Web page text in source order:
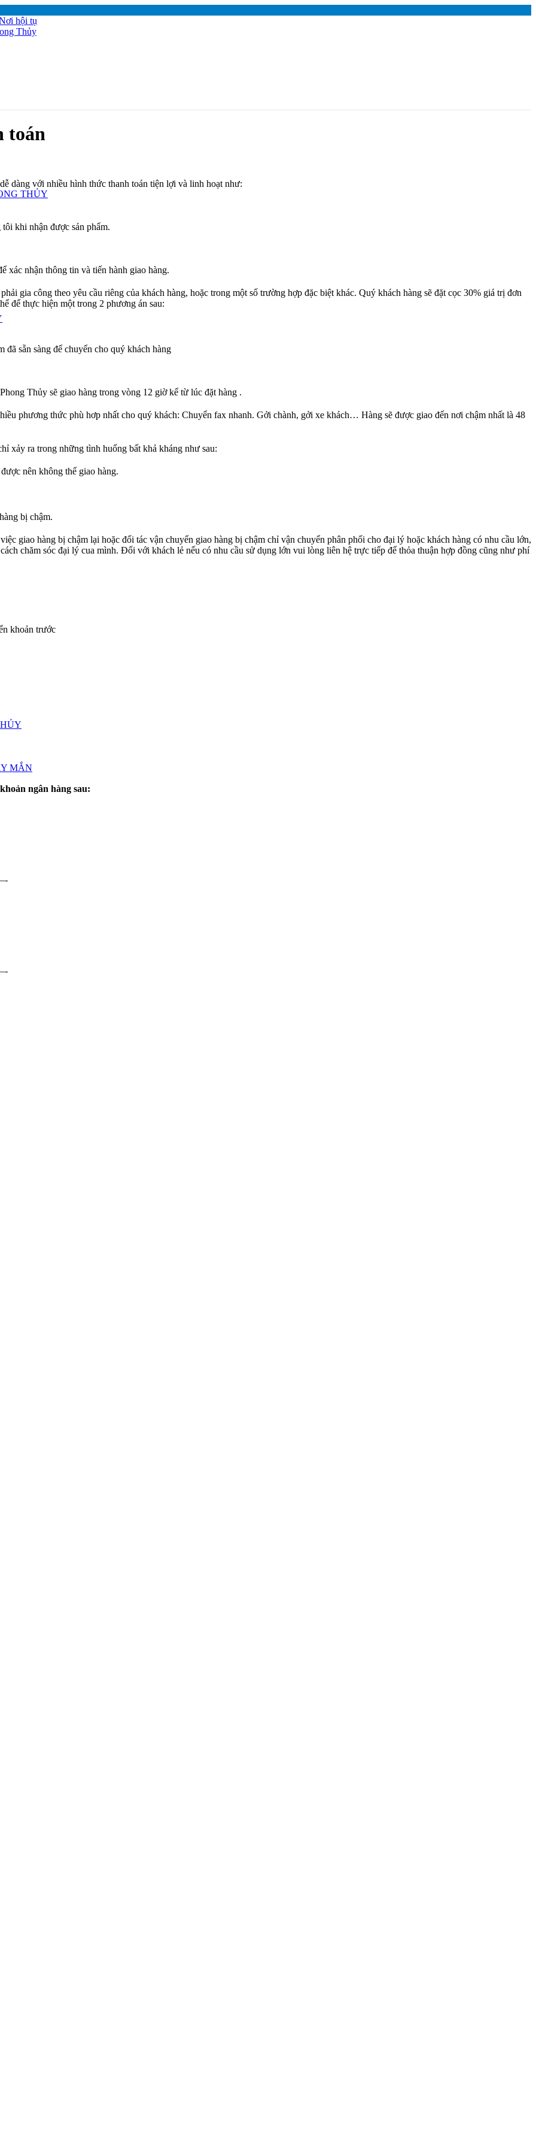
THỦY
MẮN
toán
dàng với nhiều hình thức thanh toán tiện lợi và linh hoạt như:
khi nhận được sản phẩm.
xác nhận thông tin và tiến hành giao hàng.
gia công theo yêu cầu riêng của khách hàng, hoặc trong một số trường hợp đặc biệt khác. Quý khách hàng sẽ đặt cọc 30% giá trị đơn
để thực hiện một trong 2 phương án sau:
sẵn sàng để chuyển cho quý khách hàng
Thủy sẽ giao hàng trong vòng 12 giờ kể từ lúc đặt hàng .
phương thức phù hơp nhất cho quý khách: Chuyển fax nhanh. Gởi chành, gởi xe khách… Hàng sẽ được giao đến nơi chậm nhất là 48
xảy ra trong những tình huống bất khả kháng như sau:
nên không thể giao hàng.
bị chậm.
giao hàng bị chậm lại hoặc đối tác vận chuyển giao hàng bị chậm chỉ vận chuyển phân phối cho đại lý hoặc khách hàng có nhu cầu lớn,
chăm sóc đại lý cua mình. Đối với khách lẻ nếu có nhu cầu sử dụng lớn vui lòng liên hệ trực tiếp để thỏa thuận hợp đồng cũng như phí
khoản trước
ngân hàng sau: